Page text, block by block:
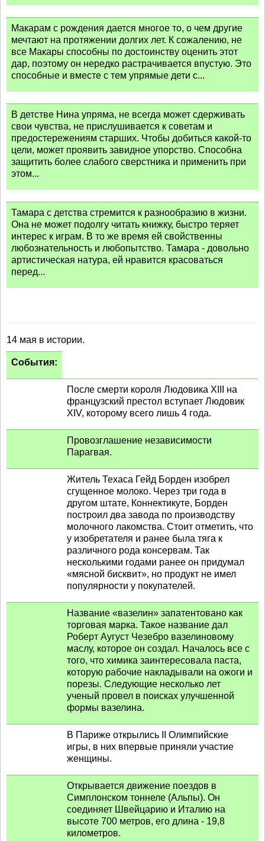
Макарам с рождения дается многое то, о чем другие
мечтают на протяжении долгих лет. К сожалению, не
все Макары способны по достоинству оценить этот
дар, поэтому он нередко растрачивается впустую. Это
способные и вместе с тем упрямые дети с...
В детстве Нина упряма, не всегда может сдерживать
свои чувства, не прислушивается к советам и
предостережениям старших. Чтобы добиться какой-то
цели, может проявить завидное упорство. Способна
защитить более слабого сверстника и применить при
этом...
Тамара с детства стремится к разнообразию в жизни.
Она не может подолгу читать книжку, быстро теряет
интерес к играм. В то же время ей свойственны
любознательность и любопытство. Тамара - довольно
артистическая натура, ей нравится красоваться
перед...
14 мая в истории.
События:
После смерти короля Людовика XIII на
французский престол вступает Людовик
XIV, которому всего лишь 4 года.
Провозглашение независимости
Парагвая.
Житель Техаса Гейд Борден изобрел
сгущенное молоко. Через три года в
другом штате, Коннектикуте, Борден
построил два завода по производству
молочного лакомства. Стоит отметить, что
у изобретателя и ранее была тяга к
различного рода консервам. Так
несколькими годами ранее он придумал
«мясной бисквит», но продукт не имел
популярности у покупателей.
Название «вазелин» запатентовано как
торговая марка. Такое название дал
Роберт Аугуст Чезебро вазелиновому
маслу, которое он создал. Началось все с
того, что химика заинтересовала паста,
которую рабочие накладывали на ожоги и
порезы. Следующие несколько лет
ученый провел в поисках улучшенной
формы вазелина.
В Париже открылись II Олимпийские
игры, в них впервые приняли участие
женщины.
Открывается движение поездов в
Симплонском тоннеле (Альпы). Он
соединяет Швейцарию и Италию на
высоте 700 метров, его длина - 19,8
километров.